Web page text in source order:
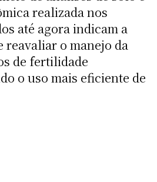
realizada nos
até agora indicam a
reavaliar o manejo da
de fertilidade
o uso mais eficiente de